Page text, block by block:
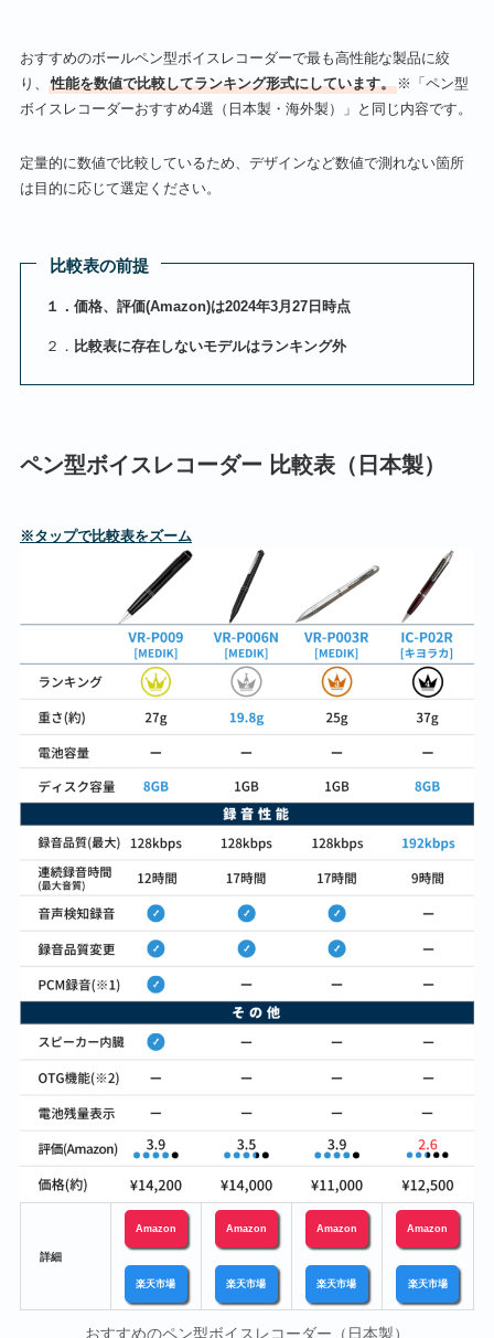
おすすめのボールペン型ボイスレコーダーで最も高性能な製品に絞
り、
性能を数値で比較してランキング形式にしています。※「ペン型
ボイスレコーダーおすすめ4選（日本製・海外製）」と同じ内容です。
定量的に数値で比較しているため、デザインなど数値で測れない箇所
は目的に応じて選定ください。
比較表の前提
１．価格、評価(Amazon)は2024年3月27日時点
２． 比較表に存在しないモデルはランキング外
ペン型ボイスレコーダー 比較表（日本製）
※タップで比較表をズーム
詳細
Amazon
楽天市場
Amazon
楽天市場
Amazon
楽天市場
Amazon
楽天市場
おすすめのペン型ボイスレコーダー（日本製）